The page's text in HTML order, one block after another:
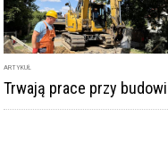
ARTYKUŁ
Trwają prace przy